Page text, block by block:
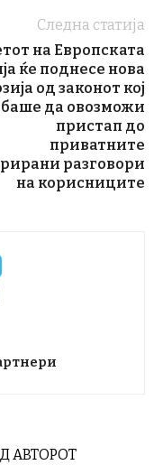
Следна статија
на Европската
ќе поднесе нова
од законот кој
да овозможи
пристап до
приватните
разговори
на корисниците
АВТОРОТ